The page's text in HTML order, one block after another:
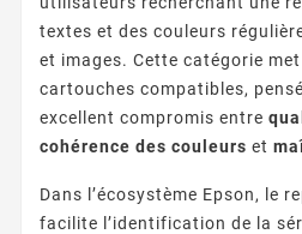
textes et des couleurs
et images. Cette catégorie
cartouches compatibles,
excellent compromis entre
cohérence des couleurs et
Dans l’écosystème Epson, le
facilite l’identification de la